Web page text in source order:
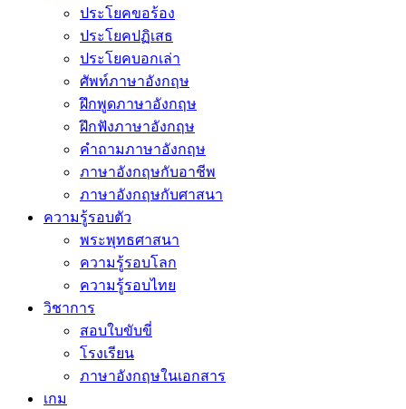
ประโยคขอร้อง
ประโยคปฏิเสธ
ประโยคบอกเล่า
ศัพท์ภาษาอังกฤษ
ฝึกพูดภาษาอังกฤษ
ฝึกฟังภาษาอังกฤษ
คำถามภาษาอังกฤษ
ภาษาอังกฤษกับอาชีพ
ภาษาอังกฤษกับศาสนา
ความรู้รอบตัว
พระพุทธศาสนา
ความรู้รอบโลก
ความรู้รอบไทย
วิชาการ
สอบใบขับขี่
โรงเรียน
ภาษาอังกฤษในเอกสาร
เกม